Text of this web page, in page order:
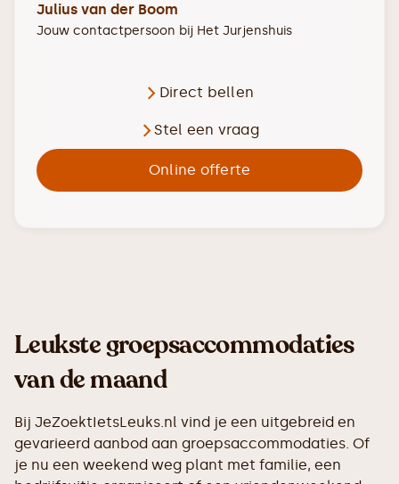
Julius van der Boom
Jouw contactpersoon bij Het Jurjenshuis
Direct bellen
Stel een vraag
Online offerte
Leukste groepsaccommodaties
van de maand
Bij JeZoektIetsLeuks.nl vind je een uitgebreid en
gevarieerd aanbod aan groepsaccommodaties. Of
je nu een weekend weg plant met familie, een